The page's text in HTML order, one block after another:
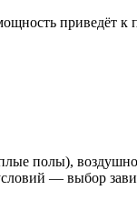
приведёт к
полы),
— выбор